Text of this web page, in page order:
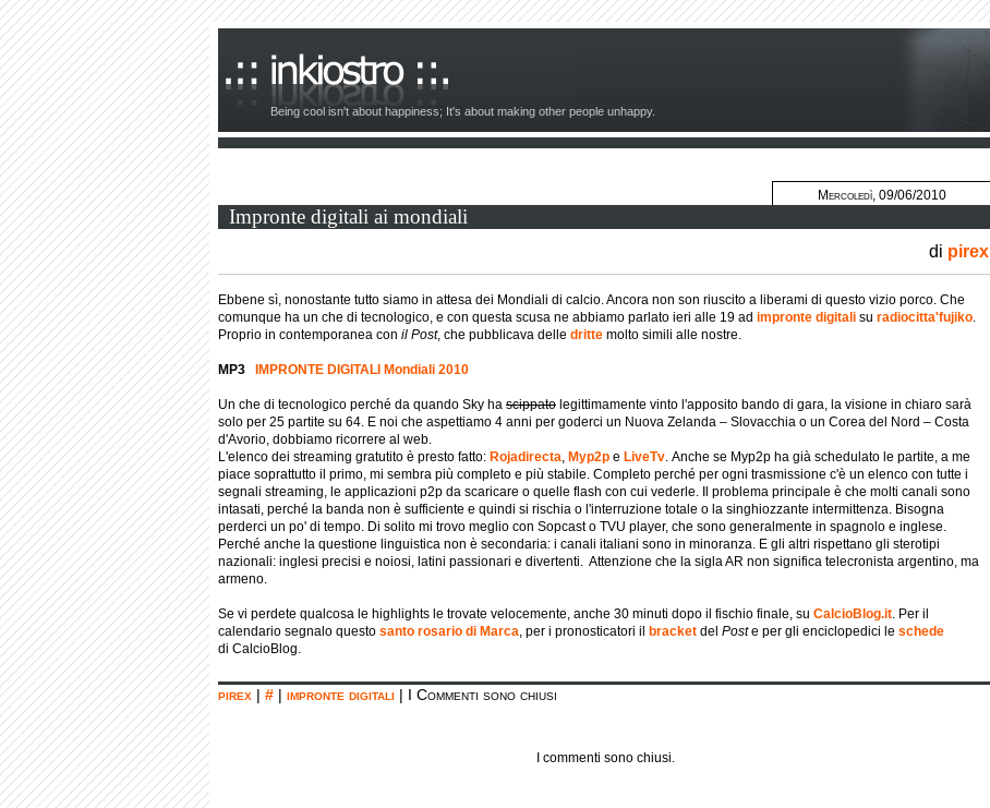
Being cool isn't about happiness; It's about making other people unhappy.
Mercoledì, 09/06/2010
Impronte digitali ai mondiali
di pirex
Ebbene sì, nonostante tutto siamo in attesa dei Mondiali di calcio. Ancora non son riuscito a liberami di questo vizio porco. Che
comunque ha un che di tecnologico, e con questa scusa ne abbiamo parlato ieri alle 19 ad impronte digitali su radiocitta'fujiko.
Proprio in contemporanea con il Post, che pubblicava delle dritte molto simili alle nostre.
MP3 IMPRONTE DIGITALI Mondiali 2010
Un che di tecnologico perché da quando Sky ha scippato legittimamente vinto l'apposito bando di gara, la visione in chiaro sarà
solo per 25 partite su 64. E noi che aspettiamo 4 anni per goderci un Nuova Zelanda – Slovacchia o un Corea del Nord – Costa
d'Avorio, dobbiamo ricorrere al web.
L'elenco dei streaming gratutito è presto fatto: Rojadirecta, Myp2p e LiveTv. Anche se Myp2p ha già schedulato le partite, a me
piace soprattutto il primo, mi sembra più completo e più stabile. Completo perché per ogni trasmissione c'è un elenco con tutte i
segnali streaming, le applicazioni p2p da scaricare o quelle flash con cui vederle. Il problema principale è che molti canali sono
intasati, perché la banda non è sufficiente e quindi si rischia o l'interruzione totale o la singhiozzante intermittenza. Bisogna
perderci un po' di tempo. Di solito mi trovo meglio con Sopcast o TVU player, che sono generalmente in spagnolo e inglese.
Perché anche la questione linguistica non è secondaria: i canali italiani sono in minoranza. E gli altri rispettano gli sterotipi
nazionali: inglesi precisi e noiosi, latini passionari e divertenti. Attenzione che la sigla AR non significa telecronista argentino, ma
armeno.
Se vi perdete qualcosa le highlights le trovate velocemente, anche 30 minuti dopo il fischio finale, su CalcioBlog.it. Per il
calendario segnalo questo santo rosario di Marca, per i pronosticatori il bracket del Poste per gli enciclopedici le schede
di CalcioBlog.
pirex | # | impronte digitali | I Commenti sono chiusi
I commenti sono chiusi.